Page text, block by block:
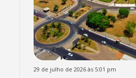
29 de julho de 2026 às 5:01 pm